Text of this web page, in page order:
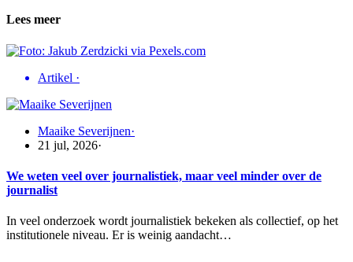
Lees meer
Artikel ·
Maaike Severijnen·
21 jul, 2026·
We weten veel over journalistiek, maar veel minder over de
journalist
In veel onderzoek wordt journalistiek bekeken als collectief, op het
institutionele niveau. Er is weinig aandacht…